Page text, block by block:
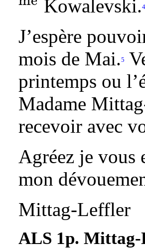
{}^{\text{me}}Kowalevski.4
J’espère
mois de Mai.5
printemps ou
Madame
recevoir avec
Agréez je vous
mon
Mittag-Leffler
ALS 1p.